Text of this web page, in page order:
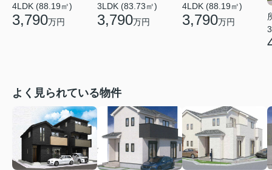
4LDK (88.19㎡)
3,790万円
3LDK (83.73㎡)
3,790万円
4LDK (88.19㎡)
3,790万円
よく見られている物件